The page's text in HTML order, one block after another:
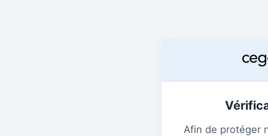
Afin de protéger